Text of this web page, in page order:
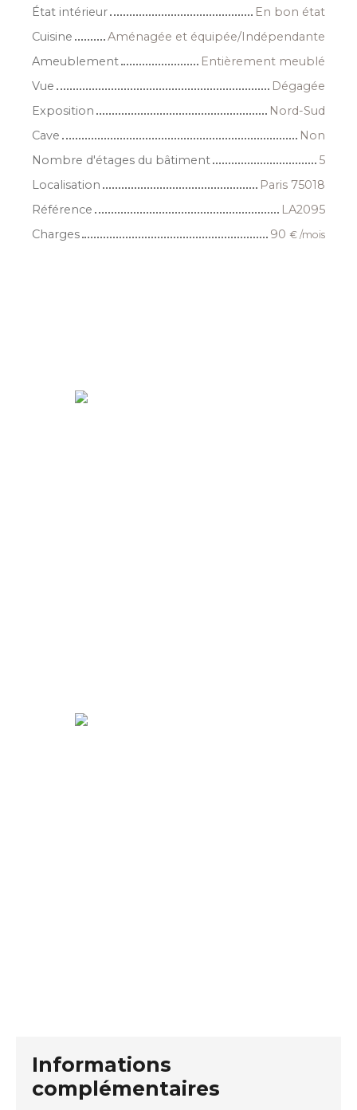
État intérieur
En bon état
Cuisine
Aménagée et équipée/Indépendante
Ameublement
Entièrement meublé
Vue
Dégagée
Exposition
Nord-Sud
Cave
Non
Nombre d'étages du bâtiment
5
Localisation
Paris 75018
Référence
LA2095
Charges
90 € /mois
Informations
complémentaires